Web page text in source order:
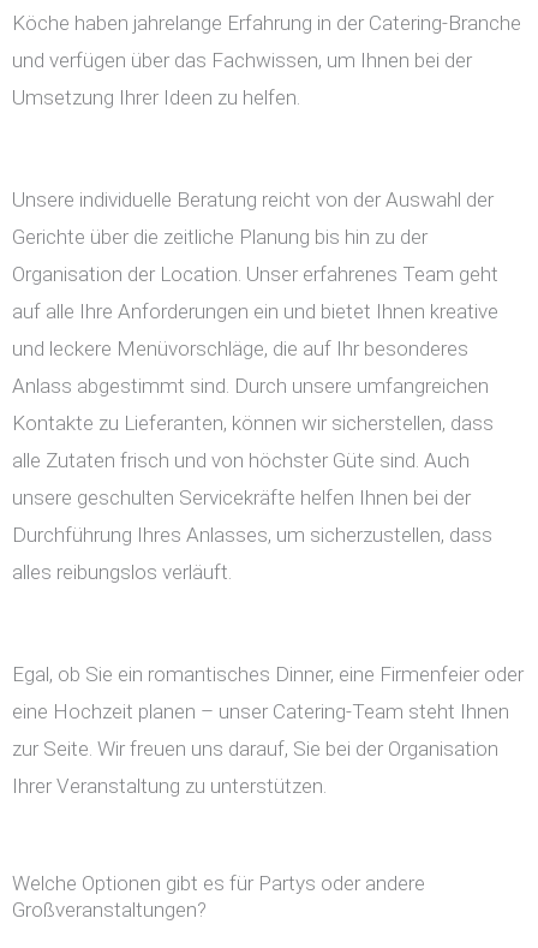
Köche haben jahrelange Erfahrung in der Catering-Branche
und verfügen über das Fachwissen, um Ihnen bei der
Umsetzung Ihrer Ideen zu helfen.
Unsere individuelle Beratung reicht von der Auswahl der
Gerichte über die zeitliche Planung bis hin zu der
Organisation der Location. Unser erfahrenes Team geht
auf alle Ihre Anforderungen ein und bietet Ihnen kreative
und leckere Menüvorschläge, die auf Ihr besonderes
Anlass abgestimmt sind. Durch unsere umfangreichen
Kontakte zu Lieferanten, können wir sicherstellen, dass
alle Zutaten frisch und von höchster Güte sind. Auch
unsere geschulten Servicekräfte helfen Ihnen bei der
Durchführung Ihres Anlasses, um sicherzustellen, dass
alles reibungslos verläuft.
Egal, ob Sie ein romantisches Dinner, eine Firmenfeier oder
eine Hochzeit planen – unser Catering-Team steht Ihnen
zur Seite. Wir freuen uns darauf, Sie bei der Organisation
Ihrer Veranstaltung zu unterstützen.
Welche Optionen gibt es für Partys oder andere
Großveranstaltungen?